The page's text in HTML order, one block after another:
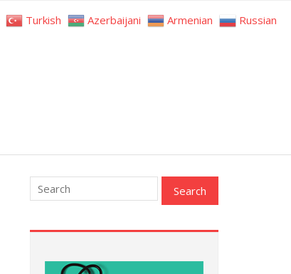
Turkish Azerbaijani Armenian Russian